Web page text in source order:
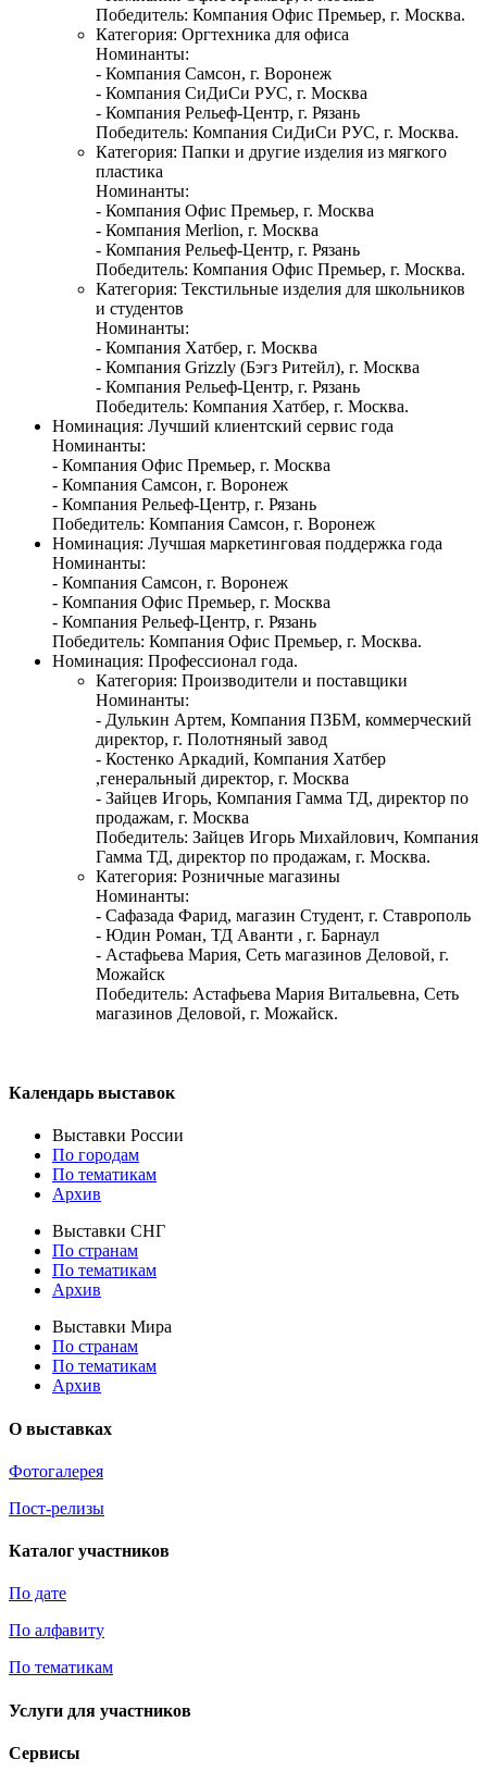
Победитель: Компания Офис Премьер, г. Москва.
Категория: Оргтехника для офиса
Номинанты:
- Компания Самсон, г. Воронеж
- Компания СиДиСи РУС, г. Москва
- Компания Рельеф-Центр, г. Рязань
Победитель: Компания СиДиСи РУС, г. Москва.
Категория: Папки и другие изделия из мягкого
пластика
Номинанты:
- Компания Офис Премьер, г. Москва
- Компания Merlion, г. Москва
- Компания Рельеф-Центр, г. Рязань
Победитель: Компания Офис Премьер, г. Москва.
Категория: Текстильные изделия для школьников
и студентов
Номинанты:
- Компания Хатбер, г. Москва
- Компания Grizzly (Бэгз Ритейл), г. Москва
- Компания Рельеф-Центр, г. Рязань
Победитель: Компания Хатбер, г. Москва.
Номинация: Лучший клиентский сервис года
Номинанты:
- Компания Офис Премьер, г. Москва
- Компания Самсон, г. Воронеж
- Компания Рельеф-Центр, г. Рязань
Победитель: Компания Самсон, г. Воронеж
Номинация: Лучшая маркетинговая поддержка года
Номинанты:
- Компания Самсон, г. Воронеж
- Компания Офис Премьер, г. Москва
- Компания Рельеф-Центр, г. Рязань
Победитель: Компания Офис Премьер, г. Москва.
Номинация: Профессионал года.
Категория: Производители и поставщики
Номинанты:
- Дулькин Артем, Компания ПЗБМ, коммерческий
директор, г. Полотняный завод
- Костенко Аркадий, Компания Хатбер
,генеральный директор, г. Москва
- Зайцев Игорь, Компания Гамма ТД, директор по
продажам, г. Москва
Победитель: Зайцев Игорь Михайлович, Компания
Гамма ТД, директор по продажам, г. Москва.
Категория: Розничные магазины
Номинанты:
- Сафазада Фарид, магазин Студент, г. Ставрополь
- Юдин Роман, ТД Аванти , г. Барнаул
- Астафьева Мария, Сеть магазинов Деловой, г.
Можайск
Победитель: Астафьева Мария Витальевна, Сеть
магазинов Деловой, г. Можайск.
Календарь выставок
Выставки России
По городам
По тематикам
Архив
Выставки СНГ
По странам
По тематикам
Архив
Выставки Мира
По странам
По тематикам
Архив
О выставках
Фотогалерея
Пост-релизы
Каталог участников
По дате
По алфавиту
По тематикам
Услуги для участников
Сервисы